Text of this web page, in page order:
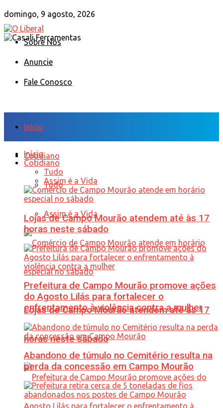
domingo, 9 agosto, 2026
Sobre Nós
Anuncie
Fale Conosco
Início
Cotidiano
Tudo
Assim é a Vida
Lojas de Campo Mourão atendem até às 17
horas neste sábado
Início
Cotidiano
Tudo
Assim é a Vida
Lojas de Campo Mourão atendem até às 17
horas neste sábado
Prefeitura de Campo Mourão promove ações
do Agosto Lilás para fortalecer o
enfrentamento à violência contra a mulher
Abandono de túmulo no Cemitério resulta na
perda da concessão em Campo Mourão